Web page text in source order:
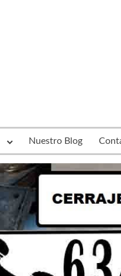
Nuestro Blog